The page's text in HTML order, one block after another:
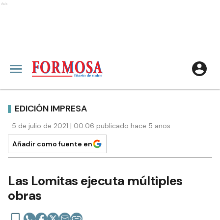
Ads
EDICIÓN IMPRESA
5 de julio de 2021 | 00:06 publicado hace 5 años
Añadir como fuente en
Las Lomitas ejecuta múltiples
obras